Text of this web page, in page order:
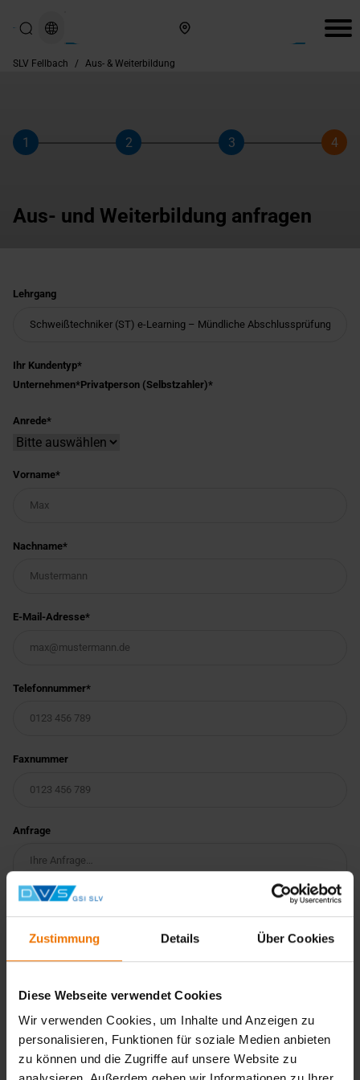
Zustimmung Details Über Cookies
Diese Webseite verwendet Cookies
Wir verwenden Cookies, um Inhalte und Anzeigen zu
personalisieren, Funktionen für soziale Medien anbieten
zu können und die Zugriffe auf unsere Website zu
SLV Fellbach / Aus- & Weiterbildung
Schritt
1
Schritt
2
Schritt
3 4
Aus- und Weiterbildung anfragen
Lehrgang
Ihr Kundentyp
Unternehmen Privatperson (Selbstzahler)
Anrede
Vorname
Nachname
E-Mail-Adresse
Telefonnummer
Faxnummer
Anfrage
datenschutzkonform. Weitere Informationen finden Sie in
unsererDatenschutzerklärung.